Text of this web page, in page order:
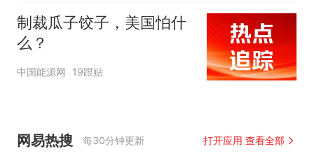
制裁瓜子饺子，美国怕什
么？
中国能源网 19跟贴
网易热搜 每30分钟更新 打开应用 查看全部